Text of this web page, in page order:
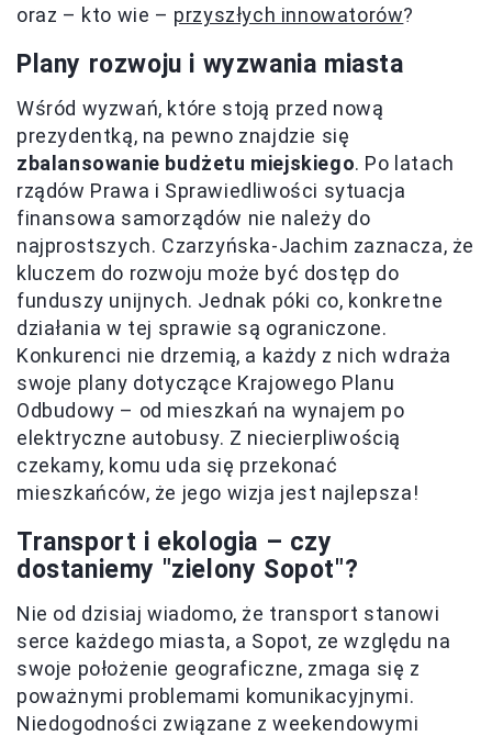
oraz – kto wie – przyszłych innowatorów?
Plany rozwoju i wyzwania miasta
Wśród wyzwań, które stoją przed nową
prezydentką, na pewno znajdzie się
zbalansowanie budżetu miejskiego. Po latach
rządów Prawa i Sprawiedliwości sytuacja
finansowa samorządów nie należy do
najprostszych. Czarzyńska-Jachim zaznacza, że
kluczem do rozwoju może być dostęp do
funduszy unijnych. Jednak póki co, konkretne
działania w tej sprawie są ograniczone.
Konkurenci nie drzemią, a każdy z nich wdraża
swoje plany dotyczące Krajowego Planu
Odbudowy – od mieszkań na wynajem po
elektryczne autobusy. Z niecierpliwością
czekamy, komu uda się przekonać
mieszkańców, że jego wizja jest najlepsza!
Transport i ekologia – czy
dostaniemy "zielony Sopot"?
Nie od dzisiaj wiadomo, że transport stanowi
serce każdego miasta, a Sopot, ze względu na
swoje położenie geograficzne, zmaga się z
poważnymi problemami komunikacyjnymi.
Niedogodności związane z weekendowymi